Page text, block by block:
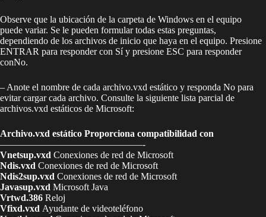
Observe que la ubicación de la carpeta de Windows en el equipo
puede variar. Se le pueden formular todas estas preguntas,
dependiendo de los archivos de inicio que haya en el equipo. Presione
ENTRAR para responder con Sí y presione ESC para responder
conNo.
– Anote el nombre de cada archivo.vxd estático y responda No para
evitar cargar cada archivo. Consulte la siguiente lista parcial de
archivos.vxd estáticos de Microsoft:
Archivo.vxd estático Proporciona compatibilidad con
———————————————-
Vnetsup.vxd Conexiones de red de Microsoft
Ndis.vxd Conexiones de red de Microsoft
Ndis2sup.vxd Conexiones de red de Microsoft
Javasup.vxd Microsoft Java
Vrtwd.386 Reloj
Vfixd.vxd Ayudante de videoteléfono